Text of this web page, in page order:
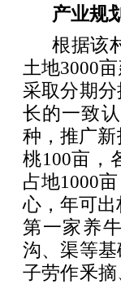
产业规
根据该
土地3000
采取分期
长的一致
种，推广
桃100亩，
占地1000
心，年可
第一家养
沟、渠等
子劳作釆